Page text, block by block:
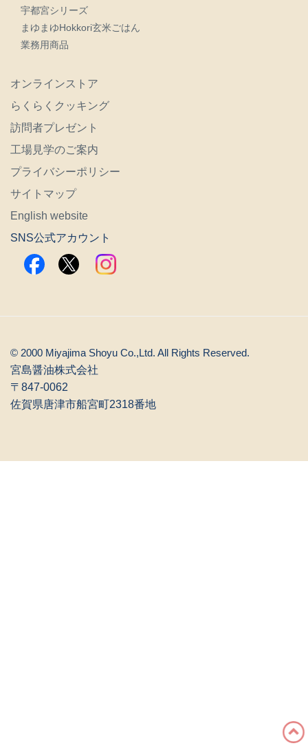
宇都宮シリーズ
まゆまゆHokkori玄米ごはん
業務用商品
オンラインストア
らくらくクッキング
訪問者プレゼント
工場見学のご案内
プライバシーポリシー
サイトマップ
English website
SNS公式アカウント
© 2000 Miyajima Shoyu Co.,Ltd. All Rights Reserved.
宮島醤油株式会社
〒847-0062
佐賀県唐津市船宮町2318番地